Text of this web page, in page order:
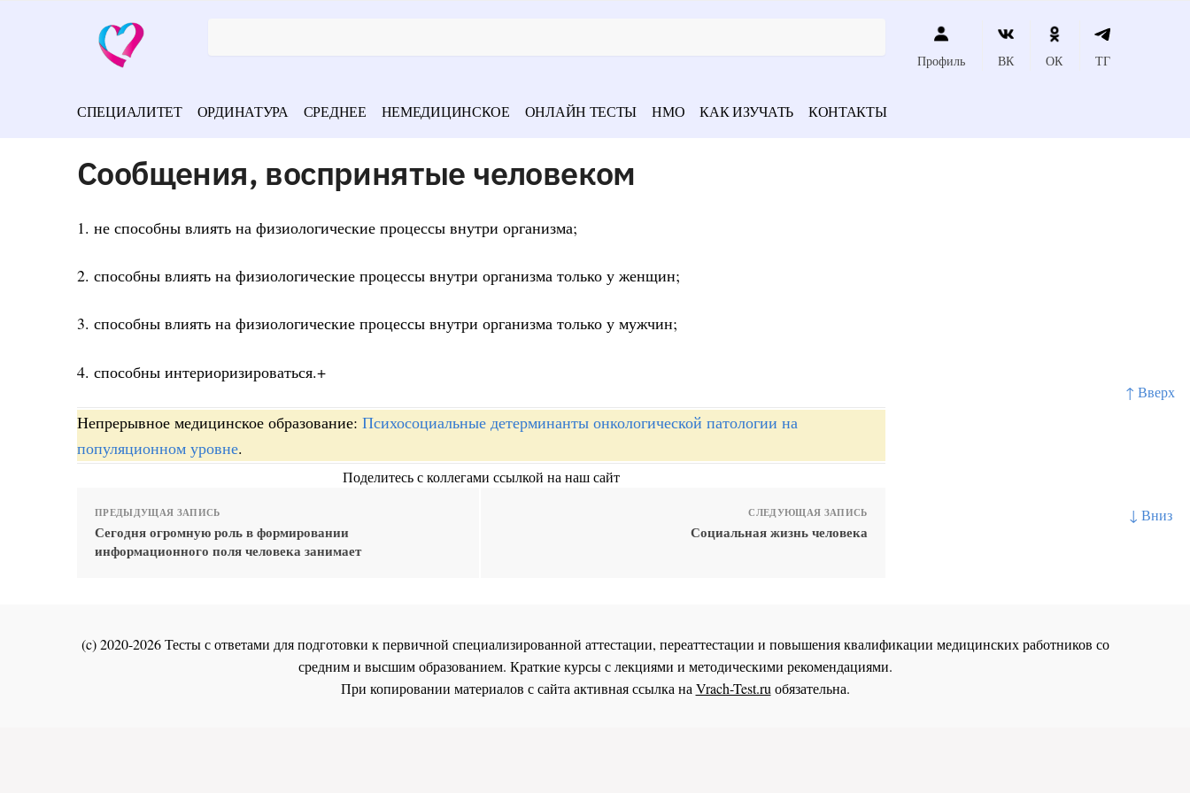
↑ Вверх
↓ Вниз
Профиль ВК ОК ТГ
СПЕЦИАЛИТЕТ ОРДИНАТУРА СРЕДНЕЕ НЕМЕДИЦИНСКОЕ ОНЛАЙН ТЕСТЫ НМО КАК ИЗУЧАТЬ КОНТАКТЫ
Сообщения, воспринятые человеком
1. не способны влиять на физиологические процессы внутри организма;
2. способны влиять на физиологические процессы внутри организма только у женщин;
3. способны влиять на физиологические процессы внутри организма только у мужчин;
4. способны интериоризироваться.+
Непрерывное медицинское образование: Психосоциальные детерминанты онкологической патологии на
популяционном уровне.
Поделитесь с коллегами ссылкой на наш сайт
ПРЕДЫДУЩАЯ ЗАПИСЬ
Сегодня огромную роль в формировании
информационного поля человека занимает
СЛЕДУЮЩАЯ ЗАПИСЬ
Социальная жизнь человека
(c) 2020-2026 Тесты с ответами для подготовки к первичной специализированной аттестации, переаттестации и повышения квалификации медицинских работников со
средним и высшим образованием. Краткие курсы с лекциями и методическими рекомендациями.
При копировании материалов с сайта активная ссылка наVrach-Test.ruобязательна.